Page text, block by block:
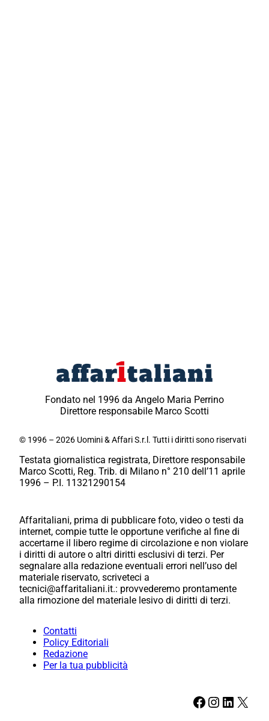
Fondato nel 1996 da Angelo Maria Perrino
Direttore responsabile Marco Scotti
© 1996 – 2026 Uomini & Affari S.r.l. Tutti i diritti sono riservati
Testata giornalistica registrata, Direttore responsabile
Marco Scotti, Reg. Trib. di Milano n° 210 dell’11 aprile
1996 – P.I. 11321290154
Affaritaliani, prima di pubblicare foto, video o testi da
internet, compie tutte le opportune verifiche al fine di
accertarne il libero regime di circolazione e non violare
i diritti di autore o altri diritti esclusivi di terzi. Per
segnalare alla redazione eventuali errori nell’uso del
materiale riservato, scriveteci a
tecnici@affaritaliani.it.: provvederemo prontamente
alla rimozione del materiale lesivo di diritti di terzi.
Contatti
Policy Editoriali
Redazione
Per la tua pubblicità
Facebook Instagram LinkedIn X